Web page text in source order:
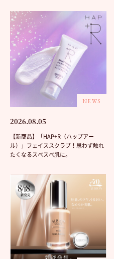
NEWS
2026.08.05
【新商品】「HAP+R（ハップアー
ル）」フェイススクラブ！思わず触れ
たくなるスベスベ肌に。